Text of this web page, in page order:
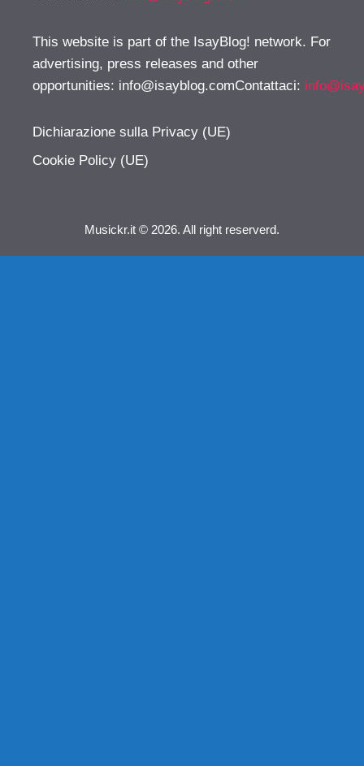
This website is part of the IsayBlog! network. For
advertising, press releases and other
opportunities: info@isayblog.comContattaci:
Dichiarazione sulla Privacy (UE)
Cookie Policy (UE)
Musickr.it © 2026. All right reserverd.